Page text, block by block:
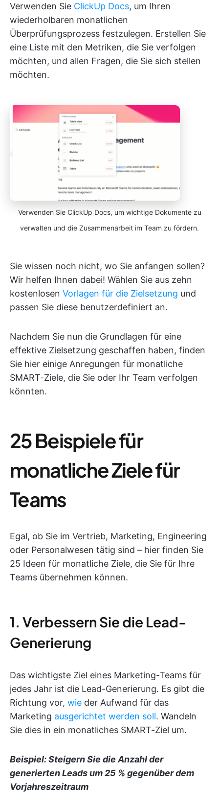
Verwenden Sie ClickUp Docs, um Ihren
wiederholbaren monatlichen
Überprüfungsprozess festzulegen. Erstellen Sie
eine Liste mit den Metriken, die Sie verfolgen
möchten, und allen Fragen, die Sie sich stellen
möchten.
Verwenden Sie ClickUp Docs, um wichtige Dokumente zu
verwalten und die Zusammenarbeit im Team zu fördern.
Sie wissen noch nicht, wo Sie anfangen sollen?
Wir helfen Ihnen dabei! Wählen Sie aus zehn
kostenlosen Vorlagen für die Zielsetzung und
passen Sie diese benutzerdefiniert an.
Nachdem Sie nun die Grundlagen für eine
effektive Zielsetzung geschaffen haben, finden
Sie hier einige Anregungen für monatliche
SMART-Ziele, die Sie oder Ihr Team verfolgen
könnten.
25 Beispiele für
monatliche Ziele für
Teams
Egal, ob Sie im Vertrieb, Marketing, Engineering
oder Personalwesen tätig sind – hier finden Sie
25 Ideen für monatliche Ziele, die Sie für Ihre
Teams übernehmen können.
1. Verbessern Sie die Lead-
Generierung
Das wichtigste Ziel eines Marketing-Teams für
jedes Jahr ist die Lead-Generierung. Es gibt die
Richtung vor, wie der Aufwand für das
Marketing ausgerichtet werden soll. Wandeln
Sie dies in ein monatliches SMART-Ziel um.
Beispiel: Steigern Sie die Anzahl der
generierten Leads um 25 % gegenüber dem
Vorjahreszeitraum